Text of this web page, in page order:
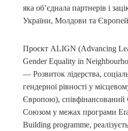
яка об’єднала партнерів і
України, Молдови та
Проєкт ALIGN (Advancing
Gender Equality in
— Розвиток лідерства,
гендерної рівності у
Європою),
Союзом у межах програми
Building programme,